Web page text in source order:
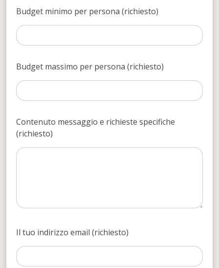
Budget minimo per persona (richiesto)
Budget massimo per persona (richiesto)
Contenuto messaggio e richieste specifiche
(richiesto)
Il tuo indirizzo email (richiesto)